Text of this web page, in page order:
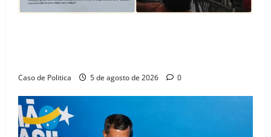
Caso de Politica 5 de agosto de 2026 0